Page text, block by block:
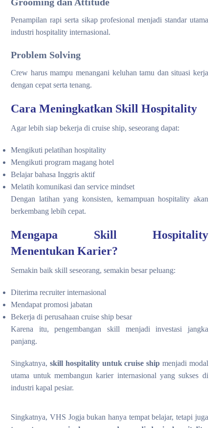
Penampilan rapi serta sikap profesional menjadi standar utama
industri hospitality internasional.
Problem Solving
Crew harus mampu menangani keluhan tamu dan situasi kerja
dengan cepat serta tenang.
Cara Meningkatkan Skill Hospitality
Agar lebih siap bekerja di cruise ship, seseorang dapat:
Mengikuti pelatihan hospitality
Mengikuti program magang hotel
Belajar bahasa Inggris aktif
Melatih komunikasi dan service mindset
Dengan latihan yang konsisten, kemampuan hospitality akan
berkembang lebih cepat.
Mengapa Skill Hospitality
Menentukan Karier?
Semakin baik skill seseorang, semakin besar peluang:
Diterima recruiter internasional
Mendapat promosi jabatan
Bekerja di perusahaan cruise ship besar
Karena itu, pengembangan skill menjadi investasi jangka
panjang.
Singkatnya,skill hospitality untuk cruise ship menjadi modal
utama untuk membangun karier internasional yang sukses di
industri kapal pesiar.
Singkatnya, VHS Jogja bukan hanya tempat belajar, tetapi juga